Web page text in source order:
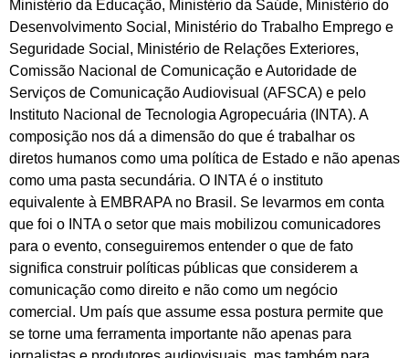
Ministério da Educação, Ministério da Saúde, Ministério do
Desenvolvimento Social, Ministério do Trabalho Emprego e
Seguridade Social, Ministério de Relações Exteriores,
Comissão Nacional de Comunicação e Autoridade de
Serviços de Comunicação Audiovisual (AFSCA) e pelo
Instituto Nacional de Tecnologia Agropecuária (INTA). A
composição nos dá a dimensão do que é trabalhar os
diretos humanos como uma política de Estado e não apenas
como uma pasta secundária. O INTA é o instituto
equivalente à EMBRAPA no Brasil. Se levarmos em conta
que foi o INTA o setor que mais mobilizou comunicadores
para o evento, conseguiremos entender o que de fato
significa construir políticas públicas que considerem a
comunicação como direito e não como um negócio
comercial. Um país que assume essa postura permite que
se torne uma ferramenta importante não apenas para